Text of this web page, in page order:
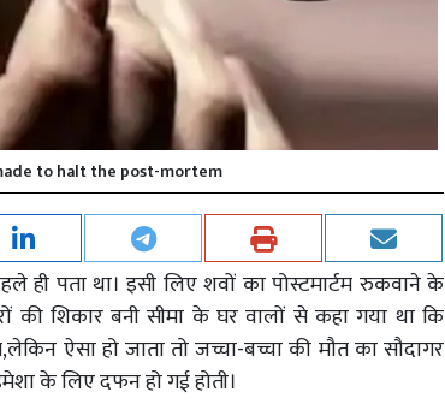
to halt the post-mortem
ही पता था। इसी लिए शवों का पोस्टमार्टम रुकवाने के
की शिकार बनी सीमा के घर वालों से कहा गया था कि
ऐसा हो जाता तो जच्चा-बच्चा की मौत का सौदागर
के लिए दफन हो गई होती।